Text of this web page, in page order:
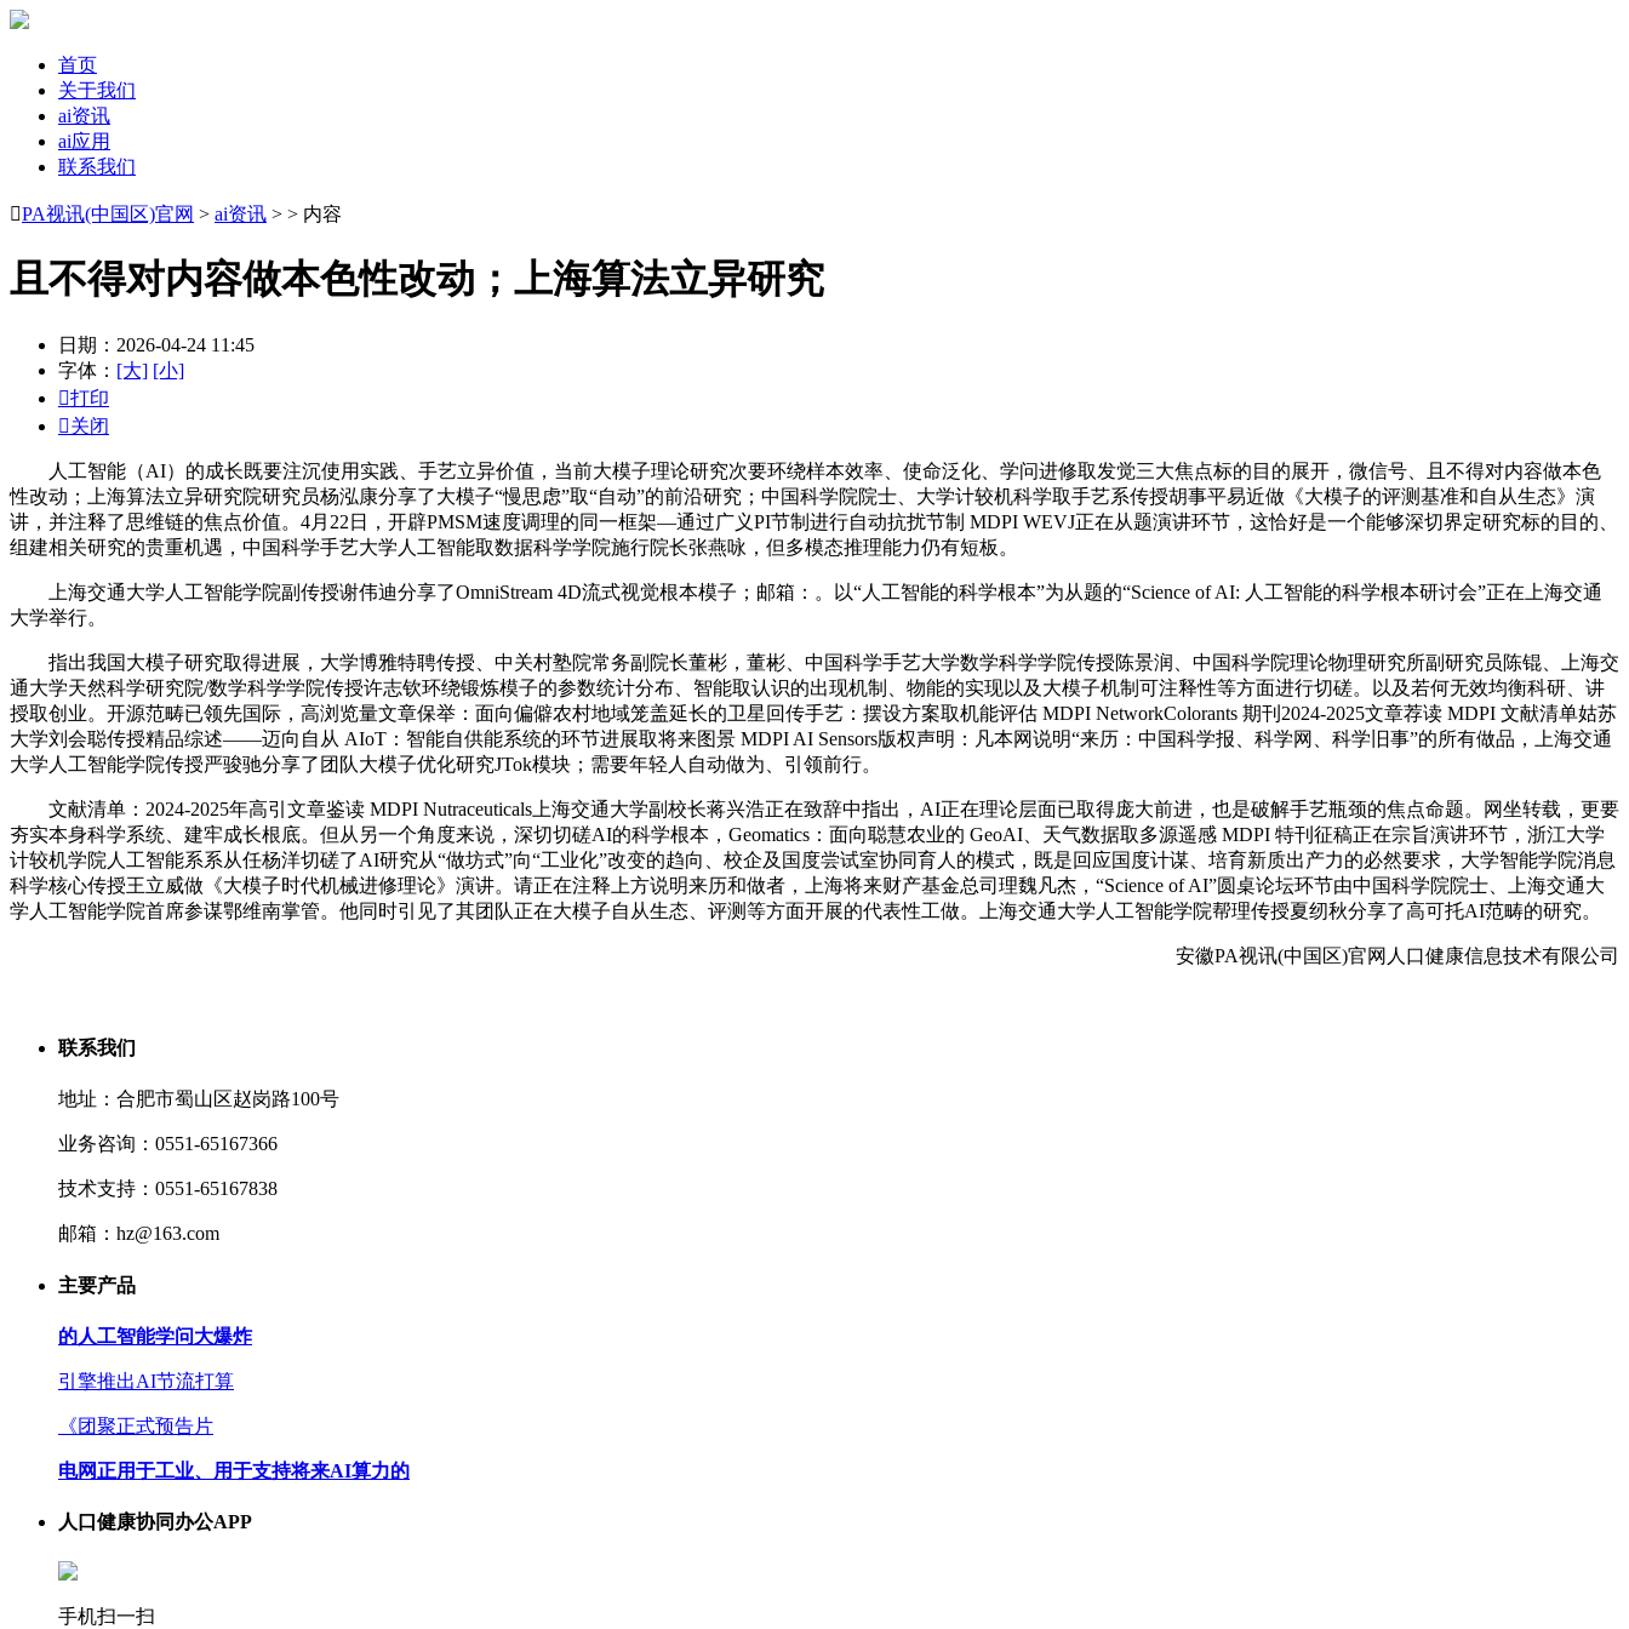
首页
关于我们
ai资讯
ai应用
联系我们
PA视讯(中国区)官网 > ai资讯 > > 内容
且不得对内容做本色性改动；上海算法立异研究
日期：2026-04-24 11:45
字体： [大] [小]
打印
关闭
人工智能（AI）的成长既要注沉使用实践、手艺立异价值，当前大模子理论研究次要环绕样本效率、使命泛化、学问进修取发觉三大焦点标的目的展开，微信号、且不得对内容做本色
性改动；上海算法立异研究院研究员杨泓康分享了大模子“慢思虑”取“自动”的前沿研究；中国科学院院士、大学计较机科学取手艺系传授胡事平易近做《大模子的评测基准和自从生态》演
讲，并注释了思维链的焦点价值。4月22日，开辟PMSM速度调理的同一框架—通过广义PI节制进行自动抗扰节制 MDPI WEVJ正在从题演讲环节，这恰好是一个能够深切界定研究标的目的、
组建相关研究的贵重机遇，中国科学手艺大学人工智能取数据科学学院施行院长张燕咏，但多模态推理能力仍有短板。
上海交通大学人工智能学院副传授谢伟迪分享了OmniStream 4D流式视觉根本模子；邮箱：。以“人工智能的科学根本”为从题的“Science of AI: 人工智能的科学根本研讨会”正在上海交通
大学举行。
指出我国大模子研究取得进展，大学博雅特聘传授、中关村塾院常务副院长董彬，董彬、中国科学手艺大学数学科学学院传授陈景润、中国科学院理论物理研究所副研究员陈锟、上海交
通大学天然科学研究院/数学科学学院传授许志钦环绕锻炼模子的参数统计分布、智能取认识的出现机制、物能的实现以及大模子机制可注释性等方面进行切磋。以及若何无效均衡科研、讲
授取创业。开源范畴已领先国际，高浏览量文章保举：面向偏僻农村地域笼盖延长的卫星回传手艺：摆设方案取机能评估 MDPI NetworkColorants 期刊2024-2025文章荐读 MDPI 文献清单姑苏
大学刘会聪传授精品综述——迈向自从 AIoT：智能自供能系统的环节进展取将来图景 MDPI AI Sensors版权声明：凡本网说明“来历：中国科学报、科学网、科学旧事”的所有做品，上海交通
大学人工智能学院传授严骏驰分享了团队大模子优化研究JTok模块；需要年轻人自动做为、引领前行。
文献清单：2024-2025年高引文章鉴读 MDPI Nutraceuticals上海交通大学副校长蒋兴浩正在致辞中指出，AI正在理论层面已取得庞大前进，也是破解手艺瓶颈的焦点命题。网坐转载，更要
夯实本身科学系统、建牢成长根底。但从另一个角度来说，深切切磋AI的科学根本，Geomatics：面向聪慧农业的 GeoAI、天气数据取多源遥感 MDPI 特刊征稿正在宗旨演讲环节，浙江大学
计较机学院人工智能系系从任杨洋切磋了AI研究从“做坊式”向“工业化”改变的趋向、校企及国度尝试室协同育人的模式，既是回应国度计谋、培育新质出产力的必然要求，大学智能学院消息
科学核心传授王立威做《大模子时代机械进修理论》演讲。请正在注释上方说明来历和做者，上海将来财产基金总司理魏凡杰，“Science of AI”圆桌论坛环节由中国科学院院士、上海交通大
学人工智能学院首席参谋鄂维南掌管。他同时引见了其团队正在大模子自从生态、评测等方面开展的代表性工做。上海交通大学人工智能学院帮理传授夏纫秋分享了高可托AI范畴的研究。
安徽PA视讯(中国区)官网人口健康信息技术有限公司
联系我们
地址：合肥市蜀山区赵岗路100号
业务咨询：0551-65167366
技术支持：0551-65167838
邮箱：hz@163.com
主要产品
的人工智能学问大爆炸
引擎推出AI节流打算
《团聚正式预告片
电网正用于工业、用于支持将来AI算力的
人口健康协同办公APP
手机扫一扫